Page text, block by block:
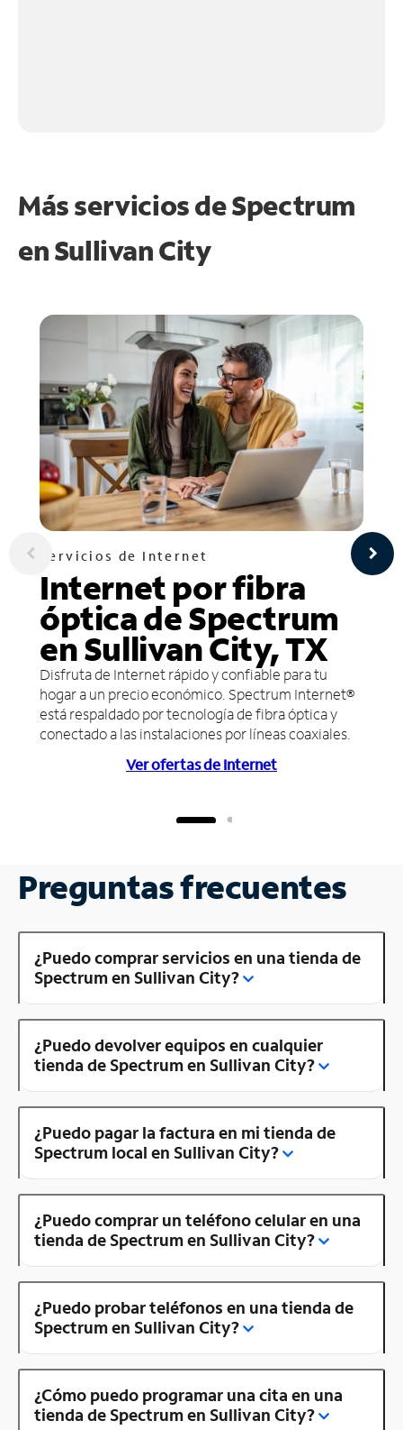
Más servicios de Spectrum
enSullivan City
Servicios de Internet
Internet por fibra
óptica de Spectrum
en Sullivan City, TX
Disfruta de Internet rápido y confiable para tu
hogar a un precio económico. Spectrum Internet®
está respaldado por tecnología de fibra óptica y
conectado a las instalaciones por líneas coaxiales.
Ver ofertas de Internet
Preguntas frecuentes
¿Puedo comprar servicios en una tienda de
Spectrum en Sullivan City?
¿Puedo devolver equipos en cualquier
tienda de Spectrum en Sullivan City?
¿Puedo pagar la factura en mi tienda de
Spectrum local en Sullivan City?
¿Puedo comprar un teléfono celular en una
tienda de Spectrum en Sullivan City?
¿Puedo probar teléfonos en una tienda de
Spectrum en Sullivan City?
¿Cómo puedo programar una cita en una
tienda de Spectrum en Sullivan City?